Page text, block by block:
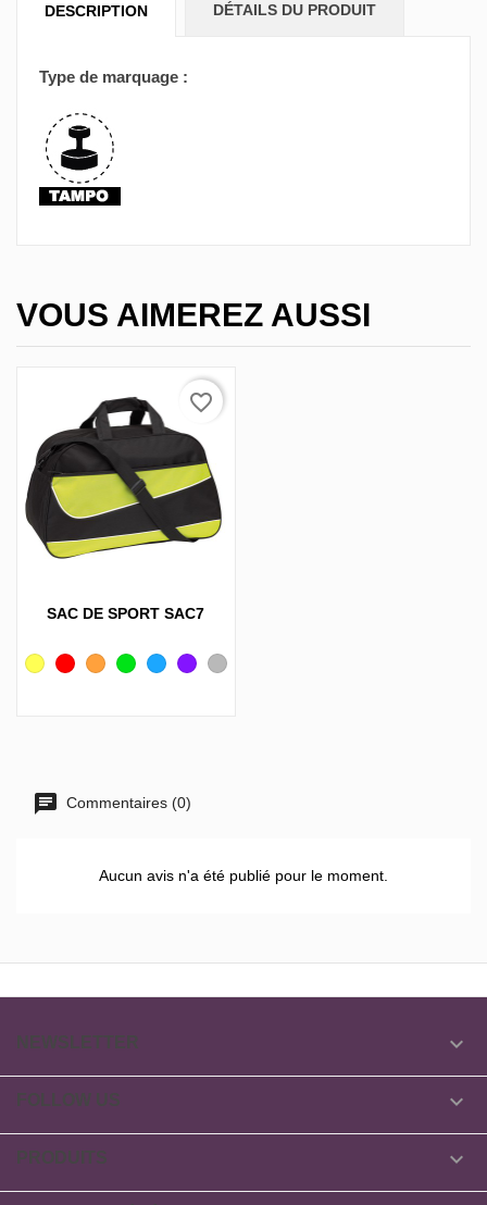
DESCRIPTION DÉTAILS DU PRODUIT
Type de marquage :
VOUS AIMEREZ AUSSI
SAC DE SPORT SAC7
JauneRougeOrangeVert Bleu Violet Gris
favorite_border
Commentaires (0)
Aucun avis n'a été publié pour le moment.


